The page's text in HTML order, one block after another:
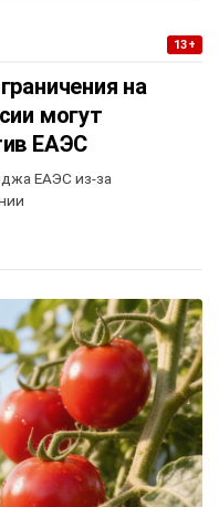
13+
на
могут
ЕАЭС
ЕАЭС из-за